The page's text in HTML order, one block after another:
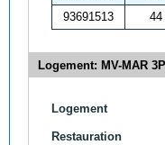
93691513
44
Logement: MV-MAR
Logement
Restauration